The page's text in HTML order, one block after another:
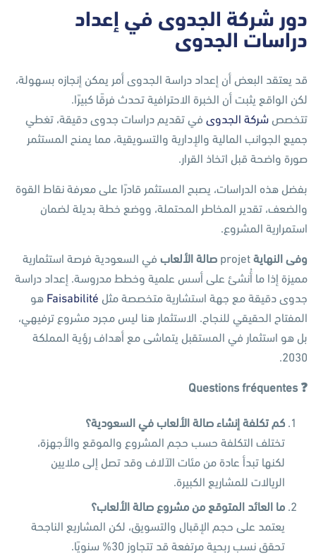
دور شركة الجدوى في إعداد
دراسات الجدوى
قد يعتقد البعض أن إعداد دراسة الجدوى أمر يمكن إنجازه بسهولة،
لكن الواقع يثبت أن الخبرة الاحترافية تحدث فرقًا كبيرًا.
تتخصصشركة الجدوى في تقديم دراسات جدوى دقيقة، تغطي
جميع الجوانب المالية والإدارية والتسويقية، مما يمنح المستثمر
صورة واضحة قبل اتخاذ القرار.
بفضل هذه الدراسات، يصبح المستثمر قادرًا على معرفة نقاط القوة
والضعف، تقدير المخاطر المحتملة، ووضع خطة بديلة لضمان
استمرارية المشروع.
وفى النهايةprojet صالة الألعاب في السعودية فرصة استثمارية
مميزة إذا ما أُنشئ على أسس علمية وخطط مدروسة. إعداد دراسة
جدوى دقيقة مع جهة استشارية متخصصة مثل Faisabilité هو
المفتاح الحقيقي للنجاح. الاستثمار هنا ليس مجرد مشروع ترفيهي،
بل هو استثمار في المستقبل يتماشى مع أهداف رؤية المملكة
2030.
❓
Questions fréquentes
كم تكلفة إنشاء صالة الألعاب في السعودية؟
تختلف التكلفة حسب حجم المشروع والموقع والأجهزة،
لكنها تبدأ عادة من مئات الآلاف وقد تصل إلى ملايين
الريالات للمشاريع الكبيرة.
ما العائد المتوقع من مشروع صالة الألعاب؟
يعتمد على حجم الإقبال والتسويق، لكن المشاريع الناجحة
تحقق نسب ربحية مرتفعة قد تتجاوز 30% سنويًا.